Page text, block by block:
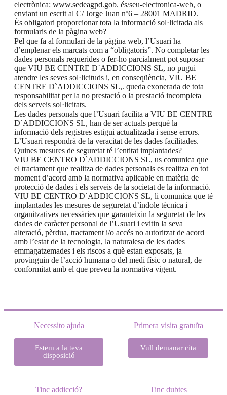
electrònica: www.sedeagpd.gob. és/seu-electronica-web, o
enviant un escrit al C/ Jorge Juan nº6 – 28001 MADRID.
És obligatori proporcionar tota la informació sol·licitada als
formularis de la pàgina web?
Pel que fa al formulari de la pàgina web, l’Usuari ha
d’emplenar els marcats com a “obligatoris”. No completar les
dades personals requerides o fer-ho parcialment pot suposar
que VIU BE CENTRE D`ADDICCIONS SL, no pugui
atendre les seves sol·licituds i, en conseqüència, VIU BE
CENTRE D`ADDICCIONS SL,. queda exonerada de tota
responsabilitat per la no prestació o la prestació incompleta
dels serveis sol·licitats.
Les dades personals que l’Usuari facilita a VIU BE CENTRE
D`ADDICCIONS SL, han de ser actuals perquè la
informació dels registres estigui actualitzada i sense errors.
L’Usuari respondrà de la veracitat de les dades facilitades.
Quines mesures de seguretat té l’entitat implantades?
VIU BE CENTRO D`ADDICCIONS SL, us comunica que
el tractament que realitza de dades personals es realitza en tot
moment d’acord amb la normativa aplicable en matèria de
protecció de dades i els serveis de la societat de la informació.
VIU BE CENTRO D`ADDICCIONS SL, li comunica que té
implantades les mesures de seguretat d’índole tècnica i
organitzatives necessàries que garanteixin la seguretat de les
dades de caràcter personal de l’Usuari i evitin la seva
alteració, pèrdua, tractament i/o accés no autoritzat de acord
amb l’estat de la tecnologia, la naturalesa de les dades
emmagatzemades i els riscos a què estan exposats, ja
provinguin de l’acció humana o del medi físic o natural, de
conformitat amb el que preveu la normativa vigent.
Necessito ajuda
Estem a la teva
disposició
Primera visita gratuïta
Vull demanar cita
Tinc addicció? Tinc dubtes